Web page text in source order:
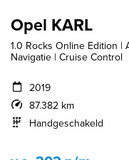
Opel KARL
1.0 Rocks Online Edition |
Navigatie | Cruise Control
2019
87.382 km
Handgeschakeld